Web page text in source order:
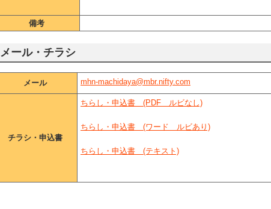
備考
メール・チラシ
メール mhn-machidaya@mbr.nifty.com
チラシ・申込書
ちらし・申込書 (PDF ルビなし)
ちらし・申込書 (ワード ルビあり)
ちらし・申込書 (テキスト)